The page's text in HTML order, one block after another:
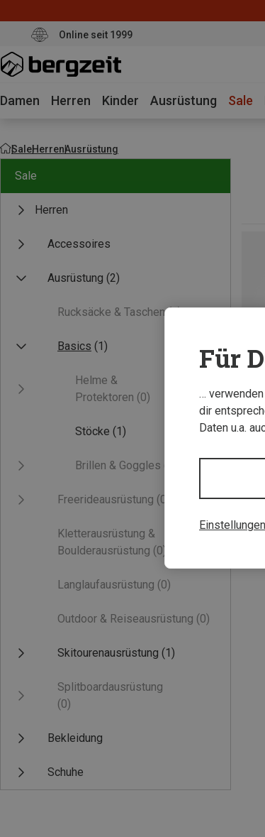
Online seit 1999
Damen Herren Kinder Ausrüstung Sale
SaleHerrenAusrüstung
Sale
Herren
Accessoires
Ausrüstung (2)
Rucksäcke & Taschen (0)
Basics (1)
Helme &
Protektoren (0)
Stöcke (1)
Brillen & Goggles
Freerideausrüstung (0)
Kletterausrüstung &
Boulderausrüstung (0)
Langlaufausrüstung (0)
Outdoor & Reiseausrüstung (0)
Skitourenausrüstung (1)
Splitboardausrüstung
(0)
Bekleidung
Schuhe
Für
…
dir
Daten u.a.
Einstellungen